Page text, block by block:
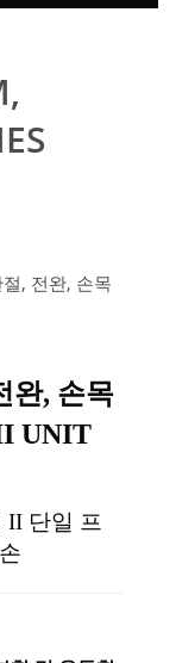
절, 전완, 손목
완, 손목
UNIT
II 단일 프